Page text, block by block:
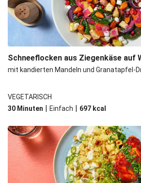
Lachs auf Kräuter-
Doppelt Garnelen auf Kräuter-
Garnelen auf Kräuter-
Harissa Bio-Hähnchenfilet
Harissa-Hähnchenfilet mit
Gnocchi in Hirtenkäse-
Lachs auf Kräuter-
Schneeflocken aus Ziegenkäse auf
mit kandierten Mandeln und Granatapfel-
VEGETARISCH
30 Minuten | Einfach | 697 kcal